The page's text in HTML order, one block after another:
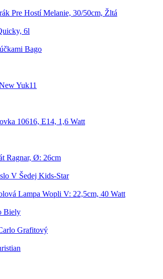
Pre Hostí Melanie, 30/50cm, Žltá
6l
Bago
Yuk11
10616, E14, 1,6 Watt
Ragnar, Ø: 26cm
V Šedej Kids-Star
Lampa Wopli V: 22,5cm, 40 Watt
Biely
Grafitový